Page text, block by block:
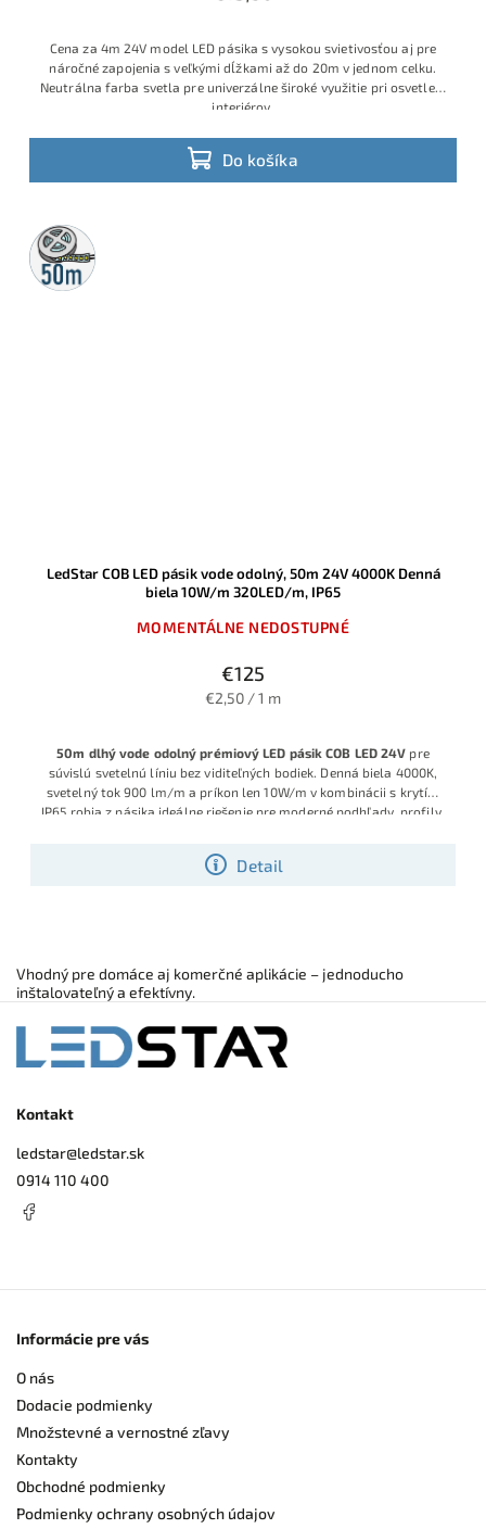
Do košíka
Cena za 4m 24V model LED pásika s vysokou svietivosťou aj pre
náročné zapojenia s veľkými dĺžkami až do 20m v jednom celku.
Neutrálna farba svetla pre univerzálne široké využitie pri osvetlení
interiérov.
50m
rolka
LedStar COB LED pásik vode odolný, 50m 24V 4000K Denná
biela 10W/m 320LED/m, IP65
MOMENTÁLNE NEDOSTUPNÉ
€125
€2,50 / 1 m
Detail
50m dlhý vode odolný prémiový LED pásik COB LED 24V pre
súvislú svetelnú líniu bez viditeľných bodiek. Denná biela 4000K,
svetelný tok 900 lm/m a príkon len 10W/m v kombinácii s krytím
IP65 robia z pásika ideálne riešenie pre moderné podhľady, profily,
Vhodný pre domáce aj komerčné aplikácie – jednoducho
inštalovateľný a efektívny.
Kontakt
ledstar@ledstar.sk
0914 110 400
Informácie pre vás
O nás
Dodacie podmienky
Množstevné a vernostné zľavy
Kontakty
Obchodné podmienky
Podmienky ochrany osobných údajov